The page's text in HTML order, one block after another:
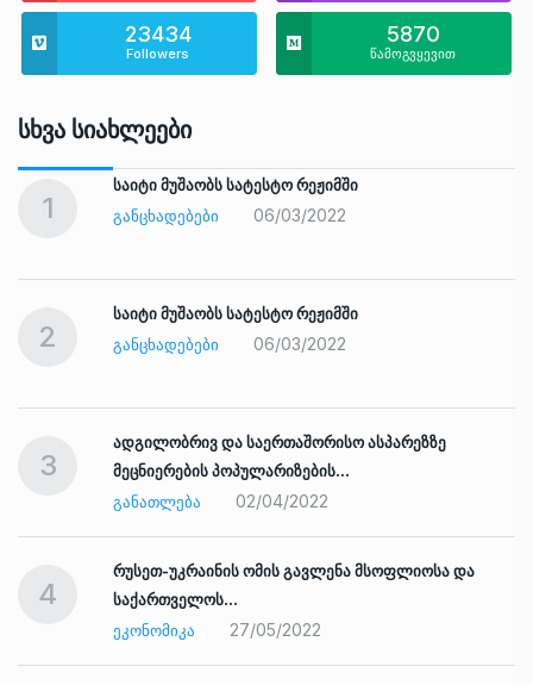
23434
Followers
5870
წამოგვყევით
Სხვა Სიახლეები
1
საიტი მუშაობს სატესტო რეჟიმში
ᲒᲐᲜᲪᲮᲐᲓᲔᲑᲔᲑᲘ
06/03/2022
2
საიტი მუშაობს სატესტო რეჟიმში
ᲒᲐᲜᲪᲮᲐᲓᲔᲑᲔᲑᲘ
06/03/2022
3
ადგილობრივ და საერთაშორისო ასპარეზზე
მეცნიერების პოპულარიზების…
ᲒᲐᲜᲐᲗᲚᲔᲑᲐ
02/04/2022
4
რუსეთ-უკრაინის ომის გავლენა მსოფლიოსა და
საქართველოს…
ᲔᲙᲝᲜᲝᲛᲘᲙᲐ
27/05/2022